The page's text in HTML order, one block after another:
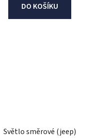
DO KOŠÍKU
Světlo směrové (jeep)